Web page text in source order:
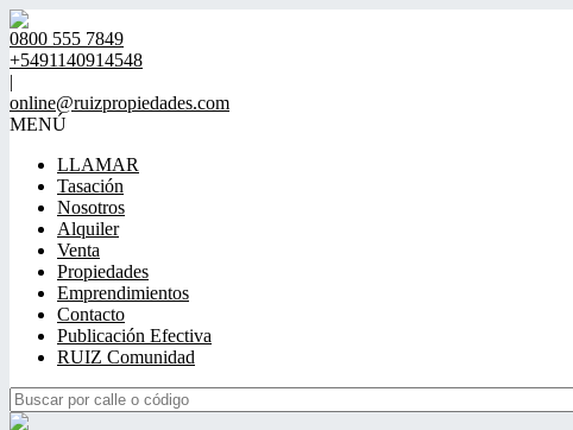
0800 555 7849
+5491140914548
|
online@ruizpropiedades.com
MENÚ
LLAMAR
Tasación
Nosotros
Alquiler
Venta
Propiedades
Emprendimientos
Contacto
Publicación Efectiva
RUIZ Comunidad